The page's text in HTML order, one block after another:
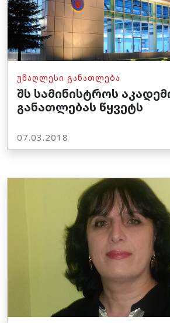
ᲣᲛᲐᲦᲚᲔᲡᲘ ᲒᲐᲜᲐᲗᲚᲔᲑᲐ
შს სამინისტროს
განათლებას წყვეტს
07.03.2018